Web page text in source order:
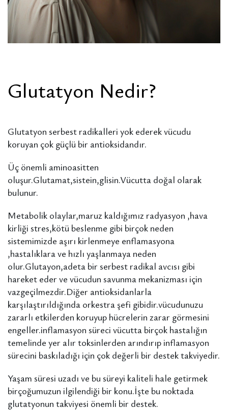
Glutatyon Nedir?
Glutatyon serbest radikalleri yok ederek vücudu
koruyan çok güçlü bir antioksidandır.
Üç önemli aminoasitten
oluşur.Glutamat,sistein,glisin.Vücutta doğal olarak
bulunur.
Metabolik olaylar,maruz kaldığımız radyasyon ,hava
kirliği stres,kötü beslenme gibi birçok neden
sistemimizde aşırı kirlenmeye enflamasyona
,hastalıklara ve hızlı yaşlanmaya neden
olur.Glutayon,adeta bir serbest radikal avcısı gibi
hareket eder ve vücudun savunma mekanizması için
vazgeçilmezdir.Diğer antioksidanlarla
karşılaştırıldığında orkestra şefi gibidir.vücudunuzu
zararlı etkilerden koruyup hücrelerin zarar görmesini
engeller.inflamasyon süreci vücutta birçok hastalığın
temelinde yer alır toksinlerden arındırıp inflamasyon
sürecini baskıladığı için çok değerli bir destek takviyedir.
Yaşam süresi uzadı ve bu süreyi kaliteli hale getirmek
birçoğumuzun ilgilendiği bir konu.İşte bu noktada
glutatyonun takviyesi önemli bir destek.